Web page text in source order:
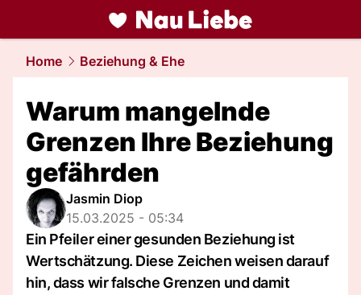
liebe.NAU.ch
Home Beziehung & Ehe
Warum mangelnde
Grenzen Ihre Beziehung
gefährden
Jasmin Diop
15.03.2025 - 05:34
Ein Pfeiler einer gesunden Beziehung ist
Wertschätzung. Diese Zeichen weisen darauf
hin, dass wir falsche Grenzen und damit